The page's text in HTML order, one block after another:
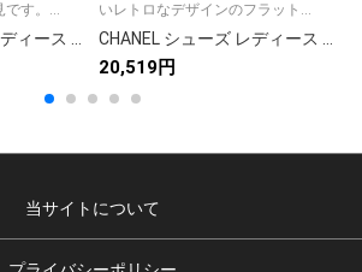
です。...
CHANEL シューズ レディース メンズ 兼用 フラットシューズ シューズ ベージュ 通勤 通学 保温 2WAY シンプル あたたかい 靴 かわいい おしゃれ ブランド 本革 細かい加工 送料無料
いレトロなデザインのフラット...
CHANEL シューズ レディース メンズ 兼用 通勤 通学 フラットシューズ シンプル レトロ ベージュ 36 37 38 39 40 41 42
20,519円
当サイトについて